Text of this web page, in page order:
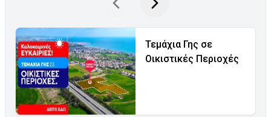
Τεμάχια Γης σε
Οικιστικές Περιοχές